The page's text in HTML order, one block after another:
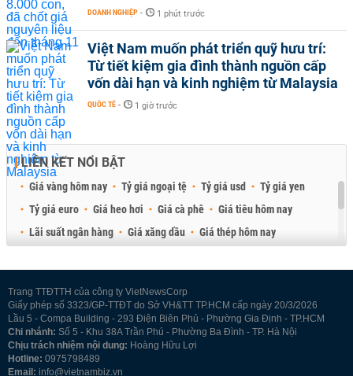
DOANH NGHIỆP - 1 phút trước
Việt Nam muốn phát triển quỹ hưu trí:
Từ tiết kiệm gia đình thành nguồn cấp
vốn dài hạn và kinh nghiệm từ Malaysia
QUỐC TẾ - 1 giờ trước
LIÊN KẾT NỔI BẬT
Giá vàng hôm nay Tỷ giá ngoại tệ Tỷ giá usd
Tỷ giá yen
Tỷ giá euro
Giá heo hơi Giá cà phê
Giá tiêu hôm nay
Lãi suất ngân hàng
Giá xăng dầu
Giá thép hôm nay
Trang TTĐTTH của công ty VietNewsCorp
Giấy phép số 3323/GP-TTĐT do Sở VH&TT TP.HCM cấp ngày 20/3/2026
Lầu 5 - Compa Building - 293 Điện Biên Phủ - Phường Gia Định - TP.HCM
Chi nhánh: Số 5 - Khu 38A Trần Phú - Phường Ba Đình - TP. Hà Nội
Chịu trách nhiệm nội dung: Hoàng Hữu Lợi
Hotline: 0975798489
Email: info@vietnambiz.vn